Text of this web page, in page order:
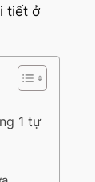
tiết ở
1 tự